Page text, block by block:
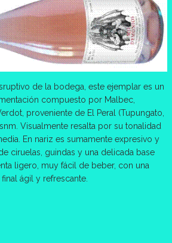
de la bodega, este ejemplar es un
compuesto por Malbec,
proveniente de El Peral (Tupungato,
Visualmente resalta por su tonalidad
En nariz es sumamente expresivo y
ciruelas, guindas y una delicada base
ligero, muy fácil de beber, con una
ágil y refrescante.